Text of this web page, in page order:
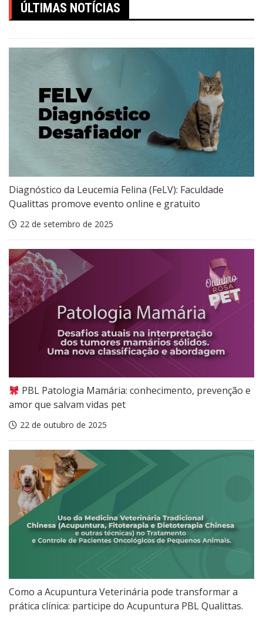
ÚLTIMAS NOTÍCIAS
Diagnóstico da Leucemia Felina (FeLV): Faculdade
Qualittas promove evento online e gratuito
22 de setembro de 2025
PBL Patologia Mamária: conhecimento, prevenção e
amor que salvam vidas pet
22 de outubro de 2025
Como a Acupuntura Veterinária pode transformar a
prática clínica: participe do Acupuntura PBL Qualittas.